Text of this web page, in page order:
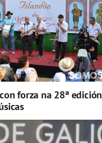
forza na 28ª